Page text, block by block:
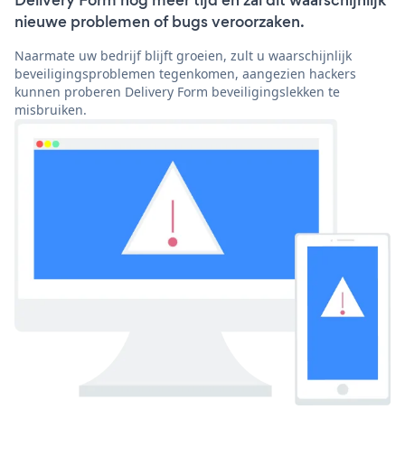
nieuwe problemen of bugs veroorzaken.
Naarmate uw bedrijf blijft groeien, zult u waarschijnlijk
beveiligingsproblemen tegenkomen, aangezien hackers
kunnen proberen Delivery Form beveiligingslekken te
misbruiken.